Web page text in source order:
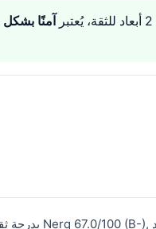
آمنًا بشكل